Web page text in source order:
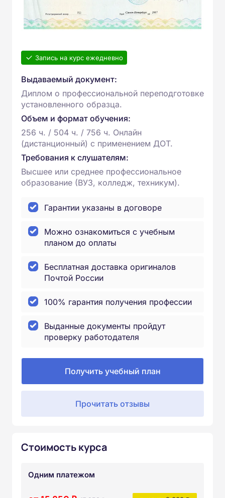
Запись на курс ежедневно
Выдаваемый документ:
Диплом о профессиональной переподготовке
установленного образца.
Объем и формат обучения:
256 ч. / 504 ч. / 756 ч. Онлайн
(дистанционный) с применением ДОТ.
Требования к слушателям:
Высшее или среднее профессиональное
образование (ВУЗ, колледж, техникум).
Гарантии указаны в договоре
Можно ознакомиться с учебным
планом до оплаты
Бесплатная доставка оригиналов
Почтой России
100% гарантия получения профессии
Выданные документы пройдут
проверку работодателя
Получить учебный план
Прочитать отзывы
Стоимость курса
Одним платежом